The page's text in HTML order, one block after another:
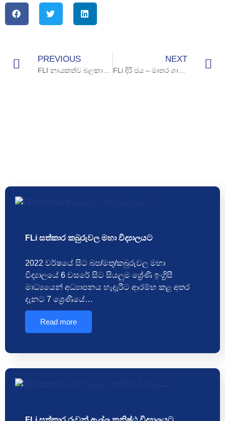
PREVIOUS NEXT
FLi සත්කාර කබුරුවල මහා විද්‍යාලයට
2022 වර්ෂයේ සිට බප/මතු/කබුරුවල මහා
විද්‍යාලයේ 6 වසරේ සිට සියලුම ශ්‍රේණි ඉංග්‍රිසී
මාධ්‍යයෙන් අධ්‍යාපනය හැදැරීට ආරම්භ කළ අතර
දැනට 7 ශ්‍රෙණියේ…
Read more